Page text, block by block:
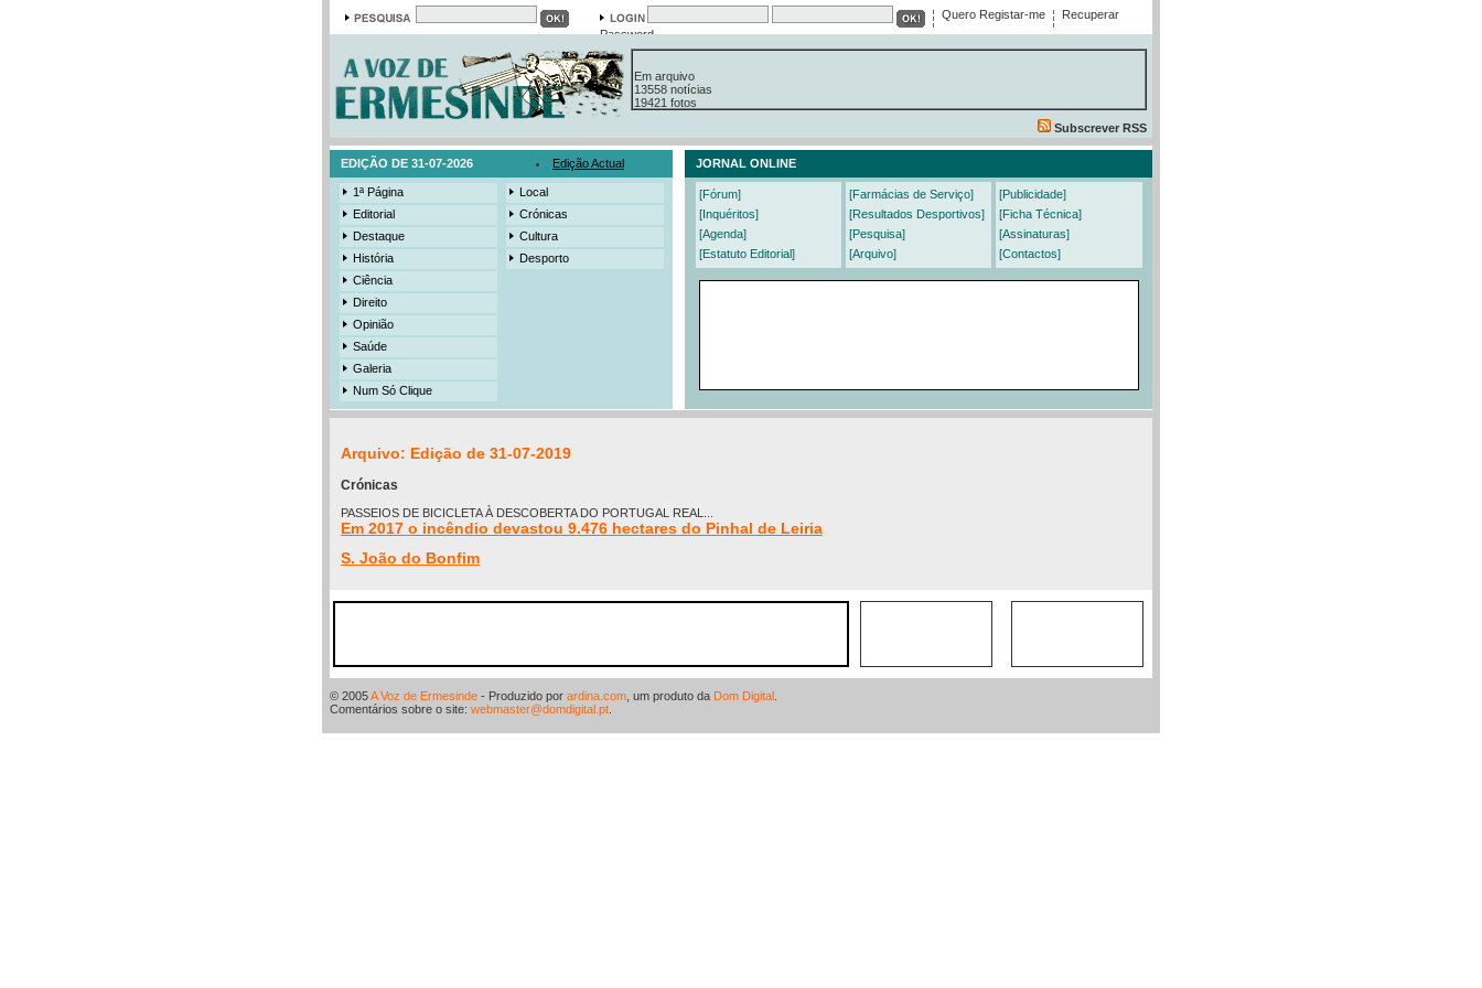
Quero Registar-me
Recuperar
Password
Em arquivo
13558 notícias
19421 fotos
385 edições
Subscrever RSS
EDIÇÃO DE 31-07-2026 Edição Actual JORNAL ONLINE
1ª Página
Editorial
Destaque
História
Ciência
Direito
Opinião
Saúde
Galeria
Num Só Clique
Local
Crónicas
Cultura
Desporto
[Fórum]
[Inquéritos]
[Agenda]
[Estatuto Editorial]
[Farmácias de Serviço]
[Resultados Desportivos]
[Pesquisa]
[Arquivo]
[Publicidade]
[Ficha Técnica]
[Assinaturas]
[Contactos]
Arquivo: Edição de 31-07-2019
Crónicas
PASSEIOS DE BICICLETA À DESCOBERTA DO PORTUGAL REAL...
Em 2017 o incêndio devastou 9.476 hectares do Pinhal de Leiria
S. João do Bonfim
© 2005A Voz de Ermesinde - Produzido por ardina.com , um produto da Dom Digital
Comentários sobre o site: webmaster@domdigital.pt